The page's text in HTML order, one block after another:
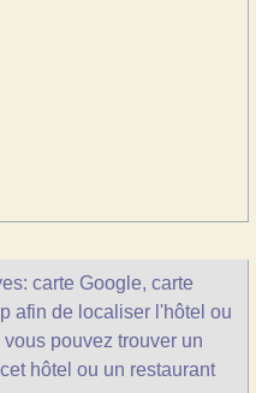
carte Google, carte
afin de localiser l'hôtel ou
pouvez trouver un
hôtel ou un restaurant